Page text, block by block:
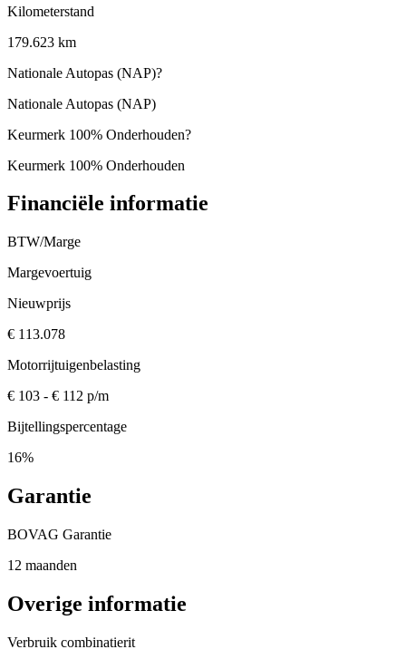
Kilometerstand
179.623 km
Nationale Autopas (NAP)?
Nationale Autopas (NAP)
Keurmerk 100% Onderhouden?
Keurmerk 100% Onderhouden
Financiële informatie
BTW/Marge
Margevoertuig
Nieuwprijs
€ 113.078
Motorrijtuigenbelasting
€ 103 - € 112 p/m
Bijtellingspercentage
16%
Garantie
BOVAG Garantie
12 maanden
Overige informatie
Verbruik combinatierit